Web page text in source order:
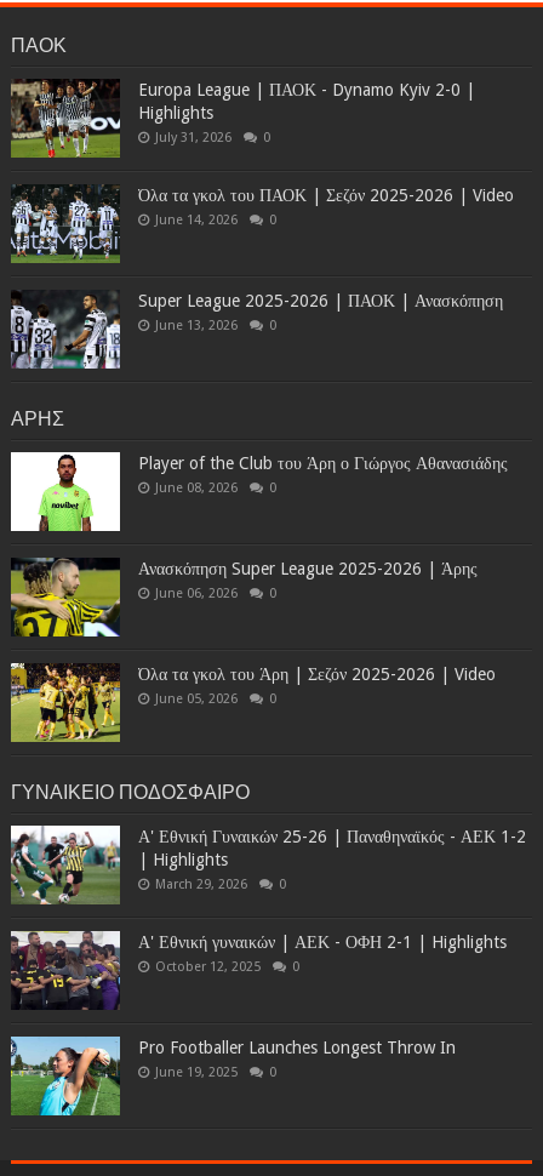
ΠΑΟΚ
Europa League | ΠΑΟΚ - Dynamo Kyiv 2-0 |
Highlights
July 31, 2026 0
Όλα τα γκολ του ΠΑΟΚ | Σεζόν 2025-2026 | Video
June 14, 2026 0
Super League 2025-2026 | ΠΑΟΚ | Ανασκόπηση
June 13, 2026 0
ΑΡΗΣ
Player of the Club του Άρη ο Γιώργος Αθανασιάδης
June 08, 2026 0
Ανασκόπηση Super League 2025-2026 | Άρης
June 06, 2026 0
Όλα τα γκολ του Άρη | Σεζόν 2025-2026 | Video
June 05, 2026 0
ΓΥΝΑΙΚΕΙΟ ΠΟΔΟΣΦΑΙΡΟ
Α' Εθνική Γυναικών 25-26 | Παναθηναϊκός - ΑΕΚ 1-2
| Highlights
March 29, 2026 0
Α' Εθνική γυναικών | ΑΕΚ - ΟΦΗ 2-1 | Highlights
October 12, 2025 0
Pro Footballer Launches Longest Throw In
June 19, 2025 0